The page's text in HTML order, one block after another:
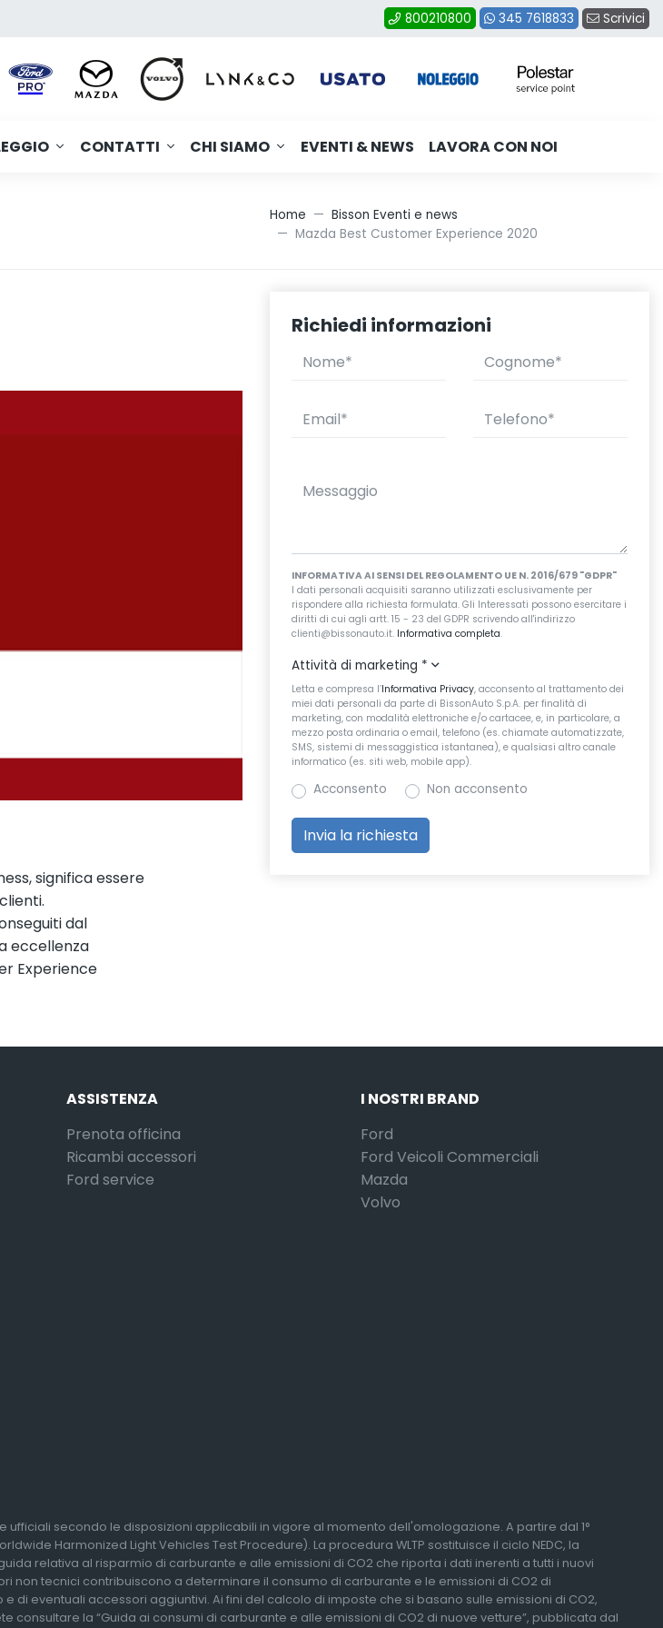
800210800 345 7618833 Scrivici
CONTATTI CHI SIAMO EVENTI & NEWS LAVORA CON NOI
Home
Bisson Eventi e news
Mazda Best Customer Experience 2020
significa essere
dal
eccellenza
Experience
Richiedi informazioni
INFORMATIVA AI SENSI DEL REGOLAMENTO UE N. 2016/679 "GDPR"
I dati personali acquisiti saranno utilizzati esclusivamente per
rispondere alla richiesta formulata. Gli Interessati possono esercitare i
diritti di cui agli artt. 15 - 23 del GDPR scrivendo all'indirizzo
clienti@bissonauto.it. Informativa completa.
Attività di marketing *
Letta e compresa l’Informativa Privacy, acconsento al trattamento dei
miei dati personali da parte di BissonAuto S.p.A. per finalità di
marketing, con modalità elettroniche e/o cartacee, e, in particolare, a
mezzo posta ordinaria o email, telefono (es. chiamate automatizzate,
SMS, sistemi di messaggistica istantanea), e qualsiasi altro canale
informatico (es. siti web, mobile app).
Acconsento Non acconsento
ASSISTENZA
Prenota officina
Ricambi accessori
Ford service
I NOSTRI BRAND
Ford
Ford Veicoli Commerciali
Mazda
Volvo
secondo le disposizioni applicabili in vigore al momento dell'omologazione. A partire dal 1°
Harmonized Light Vehicles Test Procedure). La procedura WLTP sostituisce il ciclo NEDC, la
relativa al risparmio di carburante e alle emissioni di CO2 che riporta i dati inerenti a tutti i nuovi
non tecnici contribuiscono a determinare il consumo di carburante e le emissioni di CO2 di
eventuali accessori aggiuntivi. Ai fini del calcolo di imposte che si basano sulle emissioni di CO2,
la “Guida ai consumi di carburante e alle emissioni di CO2 di nuove vetture”, pubblicata dal